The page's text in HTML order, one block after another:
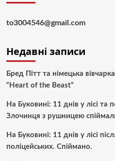
to3004546@gmail.com
Недавні записи
Бред Пітт та німецька
“Heart of the Beast”
На Буковині: 11 днів у лісі та
Злочинця з рушницею
На Буковині: 11 днів у лісі
поліцейських. Спіймано.